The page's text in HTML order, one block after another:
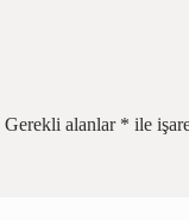
Gerekli alanlar * ile